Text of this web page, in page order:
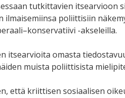
tutkittavien itsearvioon
ilmaisemiinsa poliittisiin
-akseleilla.
itsearvioita omasta
muista poliittisista
että kriittisen sosiaalisen